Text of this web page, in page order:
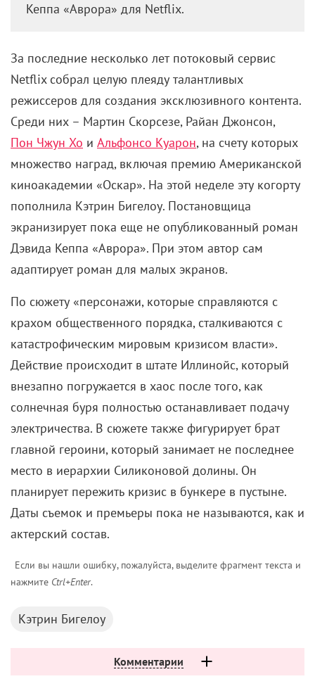
Кеппа «Аврора» для Netflix.
За последние несколько лет потоковый сервис
Netflix собрал целую плеяду талантливых
режиссеров для создания эксклюзивного контента.
Среди них – Мартин Скорсезе, Райан Джонсон,
Пон Чжун Хо и Альфонсо Куарон, на счету которых
множество наград, включая премию Американской
киноакадемии «Оскар». На этой неделе эту когорту
пополнила Кэтрин Бигелоу. Постановщица
экранизирует пока еще не опубликованный роман
Дэвида Кеппа «Аврора». При этом автор сам
адаптирует роман для малых экранов.
По сюжету «персонажи, которые справляются с
крахом общественного порядка, сталкиваются с
катастрофическим мировым кризисом власти».
Действие происходит в штате Иллинойс, который
внезапно погружается в хаос после того, как
солнечная буря полностью останавливает подачу
электричества. В сюжете также фигурирует брат
главной героини, который занимает не последнее
место в иерархии Силиконовой долины. Он
планирует пережить кризис в бункере в пустыне.
Даты съемок и премьеры пока не называются, как и
актерский состав.
Если вы нашли ошибку, пожалуйста, выделите фрагмент текста и
нажмите Ctrl+Enter.
Кэтрин Бигелоу
Комментарии